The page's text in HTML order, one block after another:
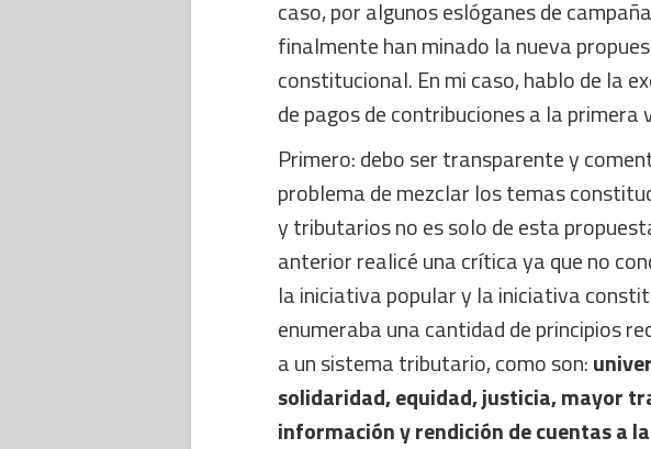
caso, por algunos eslóganes de
finalmente han minado la nueva
constitucional. En mi caso, hablo de la
de pagos de contribuciones a la primera
Primero: debo ser transparente y
problema de mezclar los temas
y tributarios no es solo de esta
anterior realicé una crítica ya que no
la iniciativa popular y la iniciativa
enumeraba una cantidad de principios
a un sistema tributario, como son:
solidaridad, equidad, justicia, mayor
información y rendición de cuentas a